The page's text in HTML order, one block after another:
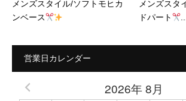
メンズスタイル/ソフトモヒカ
ンベース
メンズスタ
ドパート
営業日カレンダー
2026年 8月